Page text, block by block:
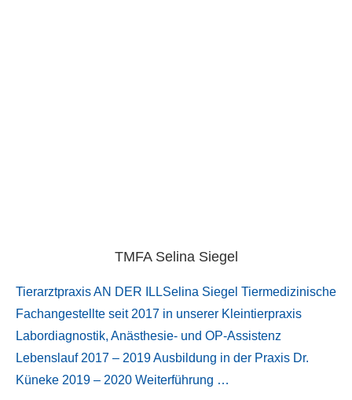
TMFA Selina Siegel
Tierarztpraxis AN DER ILLSelina Siegel Tiermedizinische
Fachangestellte seit 2017 in unserer Kleintierpraxis
Labordiagnostik, Anästhesie- und OP-Assistenz
Lebenslauf 2017 – 2019 Ausbildung in der Praxis Dr.
Küneke 2019 – 2020 Weiterführung …